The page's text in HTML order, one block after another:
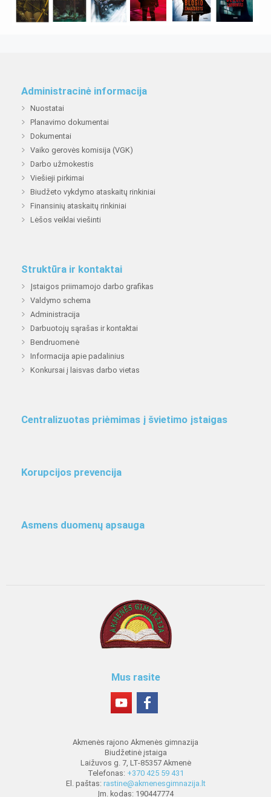
Administracinė informacija
Nuostatai
Planavimo dokumentai
Dokumentai
Vaiko gerovės komisija (VGK)
Darbo užmokestis
Viešieji pirkimai
Biudžeto vykdymo ataskaitų rinkiniai
Finansinių ataskaitų rinkiniai
Lėšos veiklai viešinti
Struktūra ir kontaktai
Įstaigos priimamojo darbo grafikas
Valdymo schema
Administracija
Darbuotojų sąrašas ir kontaktai
Bendruomenė
Informacija apie padalinius
Konkursai į laisvas darbo vietas
Centralizuotas priėmimas į švietimo įstaigas
Korupcijos prevencija
Asmens duomenų apsauga
Mus rasite
Akmenės rajono Akmenės gimnazija
Biudžetinė įstaiga
Laižuvos g. 7, LT-85357 Akmenė
Telefonas: +370 425 59 431
El. paštas: rastine@akmenesgimnazija.lt
Įm. kodas: 190447774